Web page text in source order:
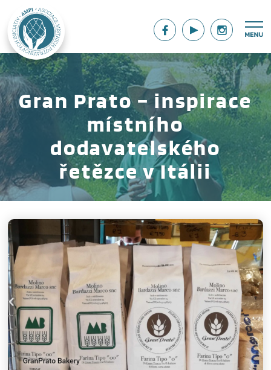
Gran Prato – inspirace
místního
dodavatelského
řetězce v Itálii